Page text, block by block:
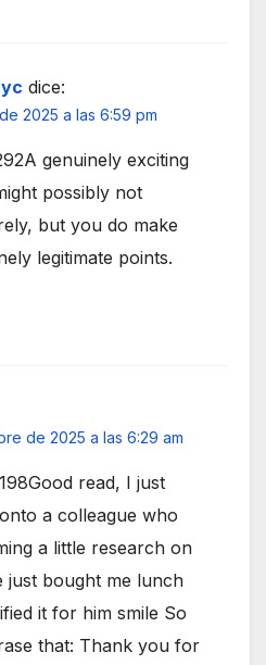
dice:
2025 a las 6:59 pm
genuinely exciting
possibly not
but you do make
legitimate points.
de 2025 a las 6:29 am
read, I just
a colleague who
a little research on
just bought me lunch
it for him smile So
that: Thank you for